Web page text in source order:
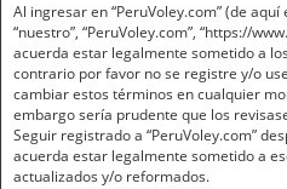
Al ingresar en “PeruVoley.com” (de aquí
“nuestro”, “PeruVoley.com”, “https://
acuerda estar legalmente sometido a
contrario por favor no se registre y/o
cambiar estos términos en cualquier
embargo sería prudente que los
Seguir registrado a “PeruVoley.com”
acuerda estar legalmente sometido a
actualizados y/o reformados.